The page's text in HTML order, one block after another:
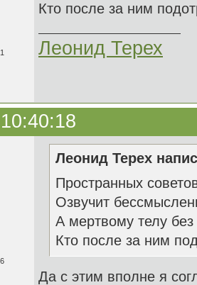
Кто после за ним
Леонид Терех
Леонид Терех
Пространных
Озвучит
А мертвому телу
Кто после за ним
Да с этим вполне я